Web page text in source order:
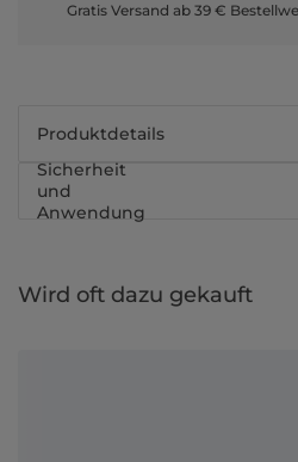
Gratis Versand ab 39 €
Produktdetails
Sicherheit
und
Anwendung
Wird oft dazu gekauft